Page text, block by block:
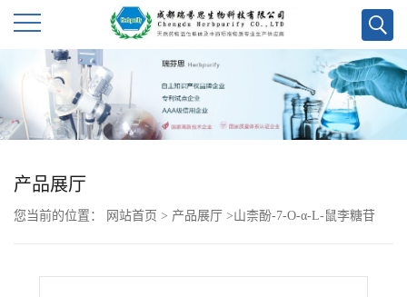
产品展厅
您当前的位置： 网站首页 > 产品展厅 >山柰酚-7-O-α-L-鼠李糖苷